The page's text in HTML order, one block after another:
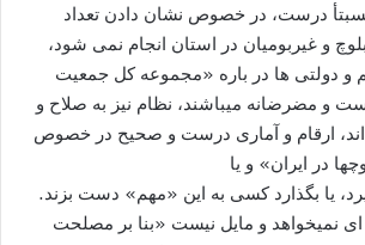
درست، در خصوص نشان دادن تعداد
و غیربومیان در استان انجام نمی شود،
و دولتی ها در باره «مجموعه کل جمعیت
و مضرضانه میباشند، نظام نیز به صلاح و
ارقام و آماری درست و صحیح در خصوص
در ایران» و یا
یا بگذارد کسی به این «مهم» دست بزند.
ای نمیخواهد و مایل نیست «بنا بر مصلحت